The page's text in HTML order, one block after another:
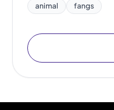
animal
fangs